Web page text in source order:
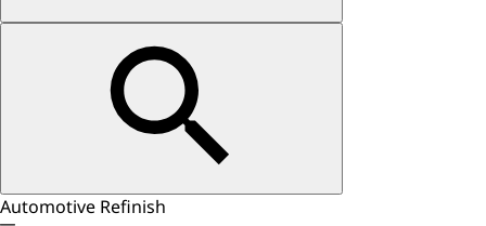
Automotive Refinish